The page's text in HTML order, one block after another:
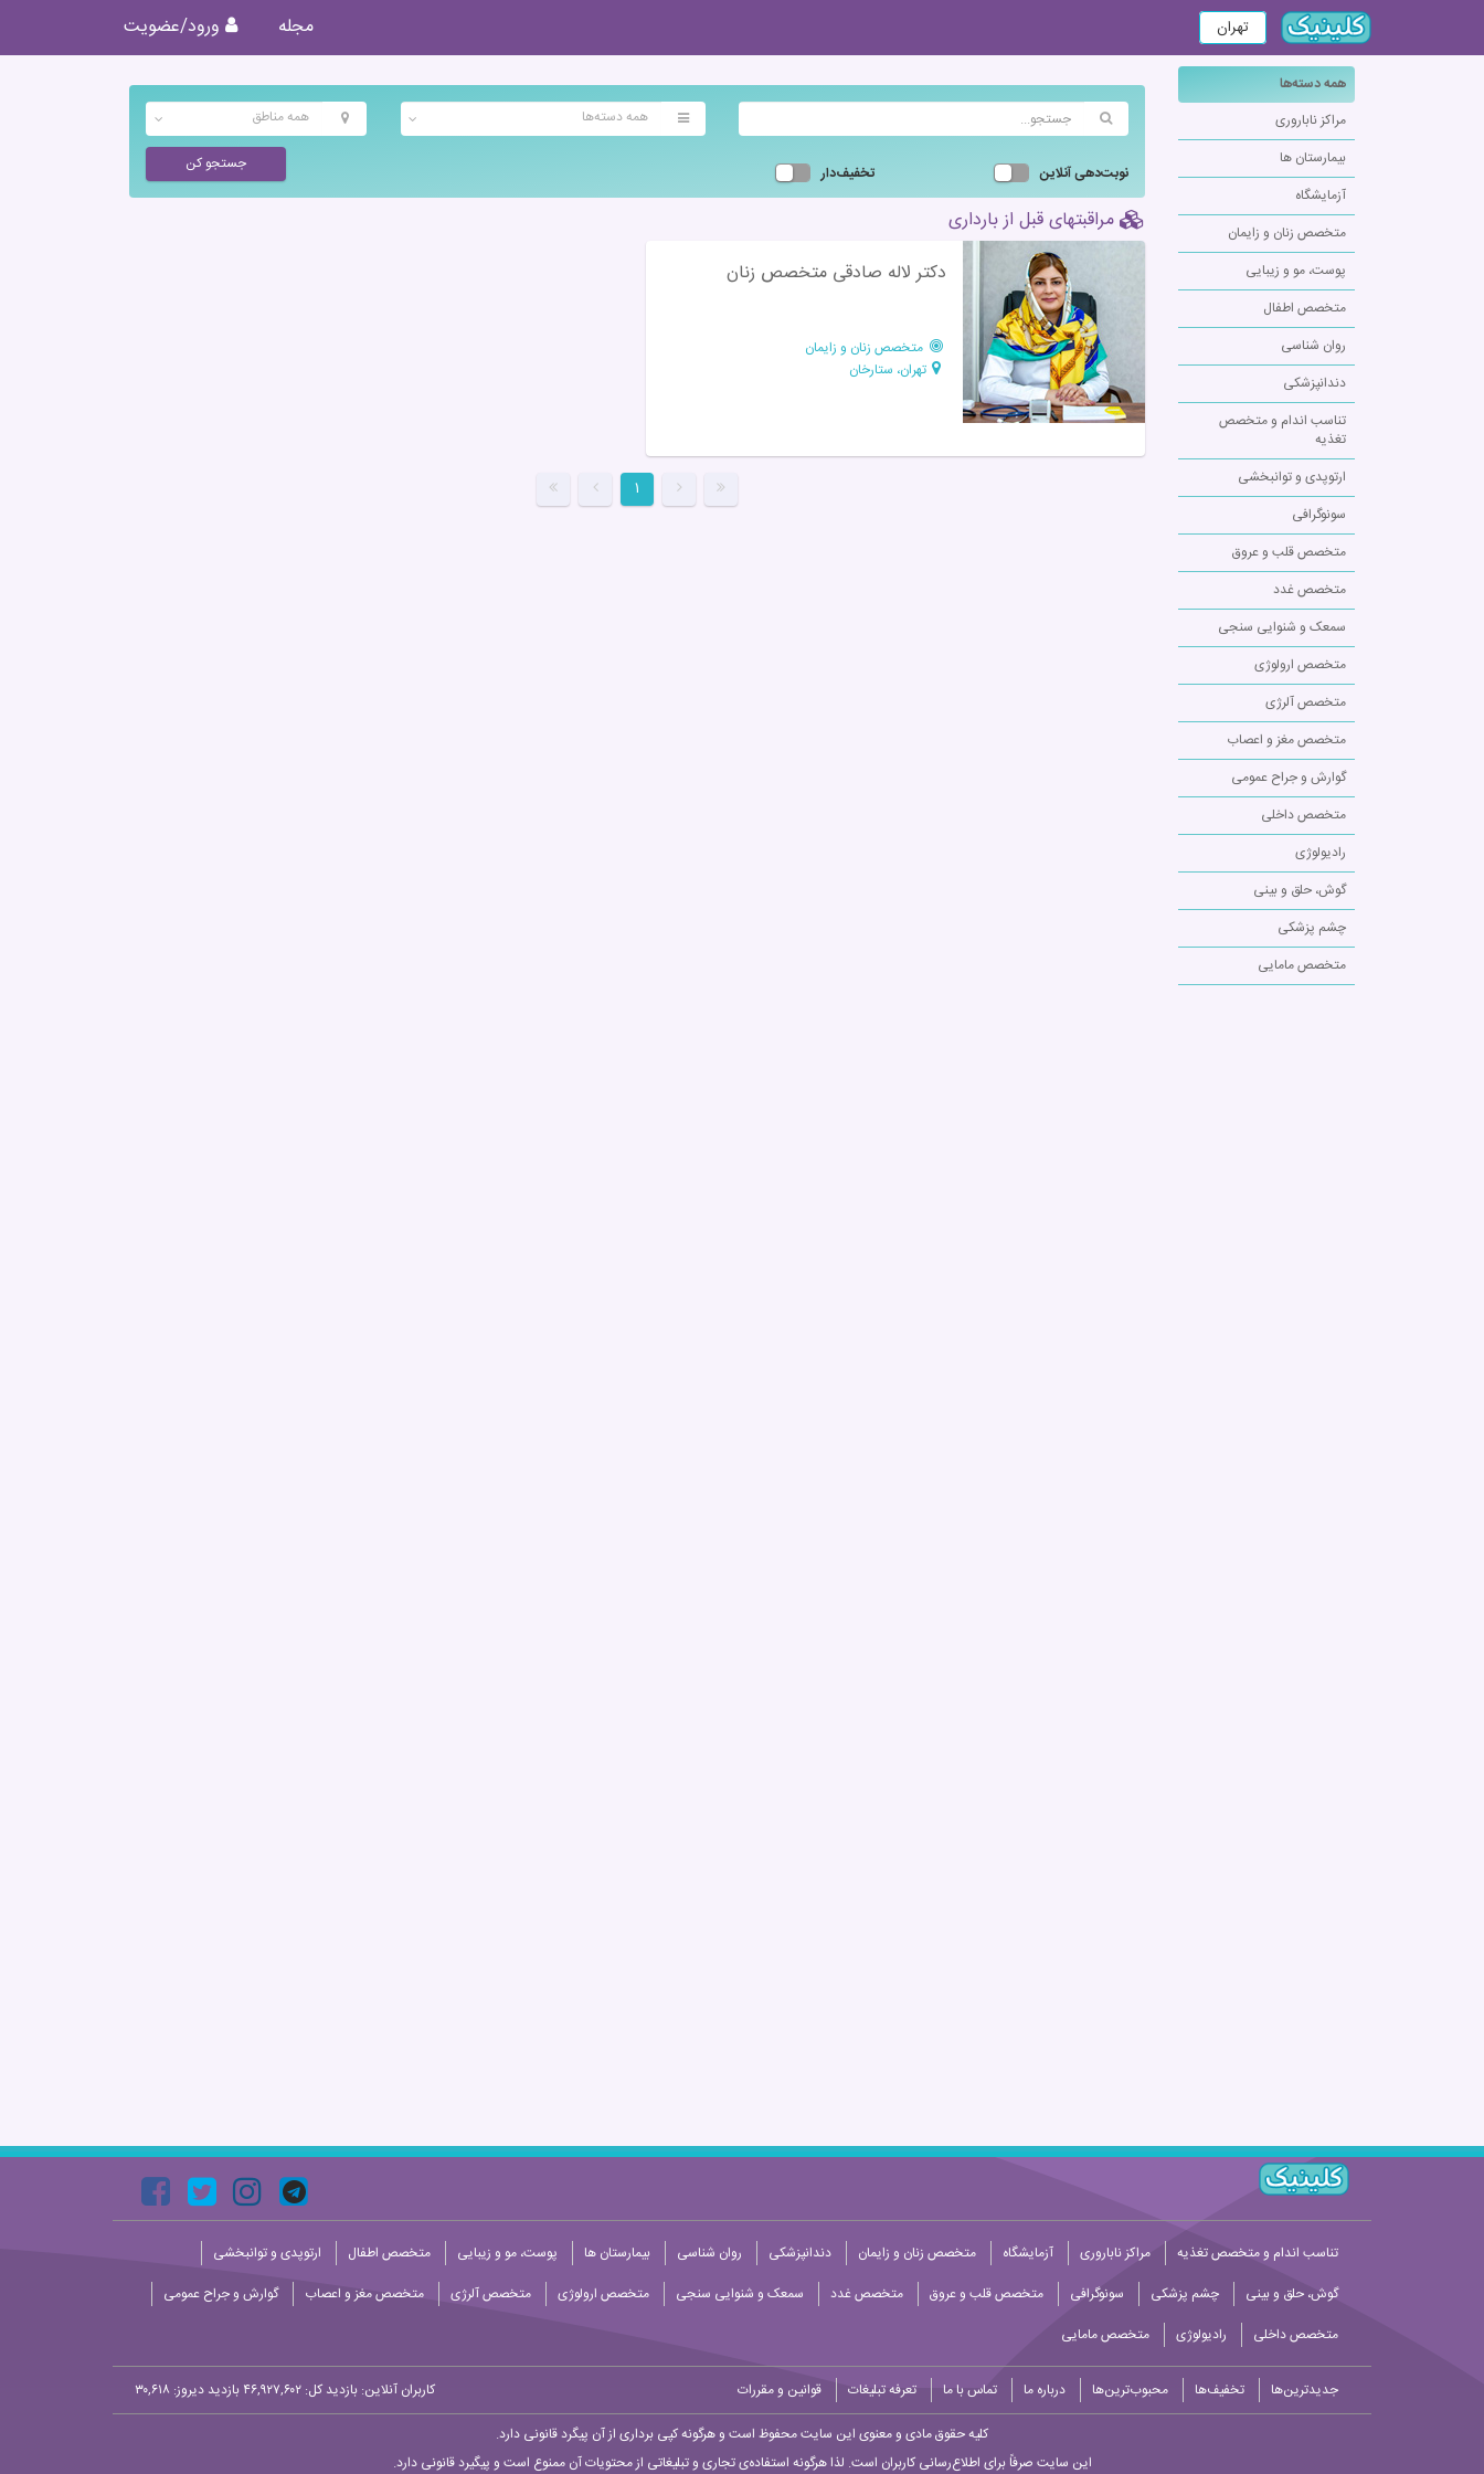
تهران مجله ورود/عضویت
همه دسته‌ها
مراکز ناباروری
بیمارستان ها
آزمایشگاه
متخصص زنان و زایمان
پوست، مو و زیبایی
متخصص اطفال
روان شناسی
دندانپزشکی
تناسب اندام و متخصص
تغذیه
ارتوپدی و توانبخشی
سونوگرافی
متخصص قلب و عروق
متخصص غدد
سمعک و شنوایی سنجی
متخصص ارولوژی
متخصص آلرژی
متخصص مغز و اعصاب
گوارش و جراح عمومی
متخصص داخلی
رادیولوژی
گوش، حلق و بینی
چشم پزشکی
متخصص مامایی
همه دسته‌ها همه مناطق
نوبت‌دهی آنلاین تخفیف‌دار جستجو کن
مراقبتهای قبل از بارداری
دکتر لاله صادقی متخصص زنان
متخصص زنان و زایمان
تهران، ستارخان
۱
تناسب اندام و متخصص تغذیه مراکز ناباروری آزمایشگاه متخصص زنان و زایمان دندانپزشکی روان شناسی بیمارستان ها پوست، مو و زیبایی متخصص اطفال
ارتوپدی و توانبخشی
گوش، حلق و بینی
چشم پزشکی سونوگرافی متخصص قلب و عروق متخصص غدد سمعک و شنوایی سنجی متخصص ارولوژی متخصص آلرژی متخصص مغز و اعصاب
گوارش و جراح عمومی
متخصص داخلی
رادیولوژی متخصص مامایی
جدیدترین‌ها تخفیف‌ها محبوب‌ترین‌ها درباره ما تماس با ما تعرفه تبلیغات قوانین و مقررات کاربران آنلاین: بازدید کل: ۴۶,۹۲۷,۶۰۲
بازدید دیروز: ۳۰,۶۱۸
کلیه حقوق مادی و معنوی این سایت محفوظ است و هرگونه کپی برداری از آن پیگرد قانونی دارد.
این سایت صرفاً برای اطلاع‌رسانی کاربران است. لذا هرگونه استفاده‌ی تجاری و تبلیغاتی از محتویات آن ممنوع است و پیگیرد قانونی دارد.